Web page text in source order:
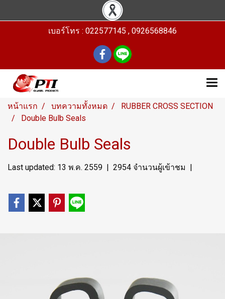
เบอร์โทร : 022577145 , 0926568846
หน้าแรก บทความทั้งหมด
RUBBER CROSS SECTION
Double Bulb Seals
Double Bulb Seals
Last updated: 13 พ.ค. 2559 | 2954 จำนวนผู้เข้าชม |